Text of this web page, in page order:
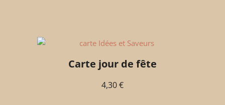
Carte jour de fête
4,30€